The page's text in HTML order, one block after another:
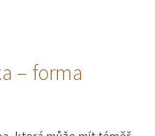
– forma